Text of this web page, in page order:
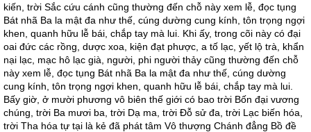
kiến, trời Sắc cứu cánh cũng thường đến chỗ này xem lễ, đọc tụng
Bát nhã Ba la mật đa như thế, cúng dường cung kính, tôn trọng ngợi
khen, quanh hữu lễ bái, chắp tay mà lui. Khi ấy, trong cõi này có đại
oai đức các rồng, dược xoa, kiện đạt phược, a tố lạc, yết lộ trà, khẩn
nại lạc, mạc hô lạc già, người, phi người thảy cũng thường đến chỗ
này xem lễ, đọc tụng Bát nhã Ba la mật đa như thế, cúng dường
cung kính, tôn trọng ngợi khen, quanh hữu lễ bái, chắp tay mà lui.
Bấy giờ, ở mười phương vô biên thế giới có bao trời Bốn đại vương
chúng, trời Ba mươi ba, trời Dạ ma, trời Đỗ sử đa, trời Lạc biến hóa,
trời Tha hóa tự tại là kẻ đã phát tâm Vô thượng Chánh đẳng Bồ đề